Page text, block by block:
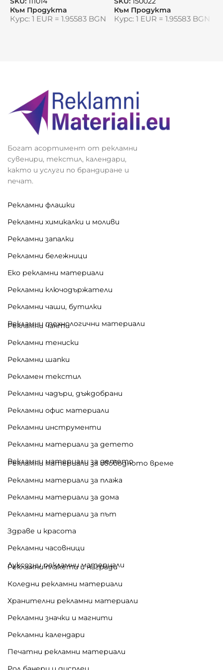
Подходяща за празнични кампании,
Към Продукта
Курс: 1 EUR = 1.95583 BGN
Към Продукта
Курс: 1 EUR = 1.95583 BGN
Богат асортимент от рекламни
сувенири, текстил, календари,
както и услуги по брандиране и
печат.
Рекламни флашки
Рекламни химикалки и моливи
Рекламни запалки
Рекламни бележници
Еко рекламни материали
Рекламни ключодържатели
Рекламни чаши, бутилки
Рекламни технологични материали
Рекламни чанти
Рекламни тениски
Рекламни шапки
Рекламен текстил
Рекламни чадъри, дъждобрани
Рекламни офис материали
Рекламни инструменти
Рекламни материали за детето
Рекламни материали за детето
Рекламни материали за свободното време
Рекламни материали за плажа
Рекламни материали за дома
Рекламни материали за път
Здраве и красота
Рекламни часовници
Луксозни рекламни материали
Рекламни плакети и награди
Коледни рекламни материали
Хранителни рекламни материали
Рекламни значки и магнити
Рекламни календари
Печатни рекламни материали